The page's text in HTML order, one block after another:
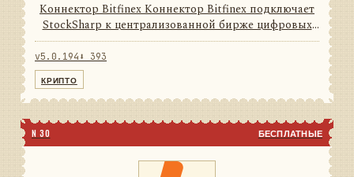
Коннектор Bitfinex Коннектор Bitfinex подключает
StockSharp к централизованной бирже цифровых
активов. Он переводит данные и операции
провайдера в единую модель сообщений
v5.0.194 ⬇ 393
КРИПТО
N 30 БЕСПЛАТНЫЕ